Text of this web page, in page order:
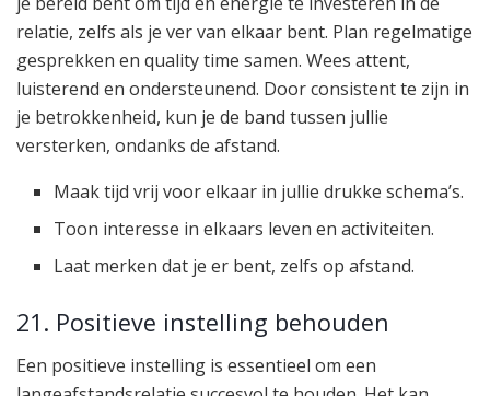
relatie, zelfs als je ver van elkaar bent. Plan regelmatige
gesprekken en quality time samen. Wees attent,
luisterend en ondersteunend. Door consistent te zijn in
je betrokkenheid, kun je de band tussen jullie
versterken, ondanks de afstand.
Maak tijd vrij voor elkaar in jullie drukke schema’s.
Toon interesse in elkaars leven en activiteiten.
Laat merken dat je er bent, zelfs op afstand.
21. Positieve instelling behouden
Een positieve instelling is essentieel om een